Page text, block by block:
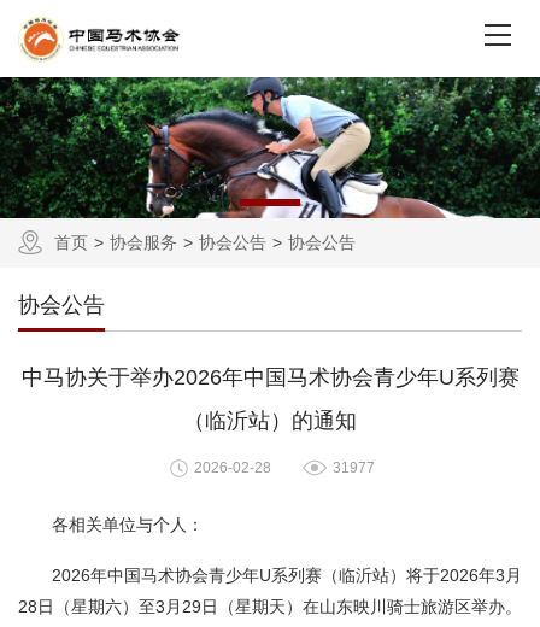
首页 协会服务 协会公告 协会公告
协会公告
中马协关于举办2026年中国马术协会青少年U系列赛
（临沂站）的通知
2026-02-28 31977
各相关单位与个人：
2026年中国马术协会青少年U系列赛（临沂站）将于2026年3月
28日（星期六）至3月29日（星期天）在山东映川骑士旅游区举办。